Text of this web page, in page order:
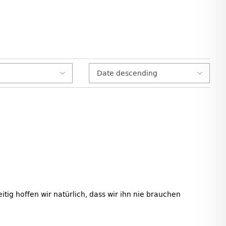
hoffen wir natürlich, dass wir ihn nie brauchen